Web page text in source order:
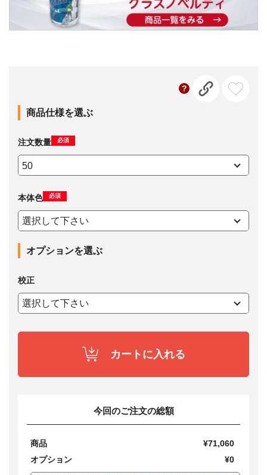
商品仕様を選ぶ
注文数量 必須
本体色 必須
オプションを選ぶ
校正
カートに入れる
今回のご注文の総額
商品
¥71,060
オプション
¥0